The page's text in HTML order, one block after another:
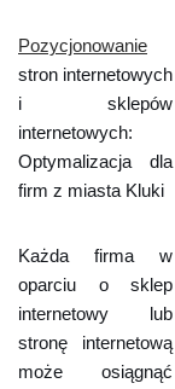
Pozycjonowanie
stron internetowych
i sklepów
internetowych:
Optymalizacja dla
firm z miasta Kluki
Każda firma w
oparciu o sklep
internetowy lub
stronę internetową
może osiągnąć